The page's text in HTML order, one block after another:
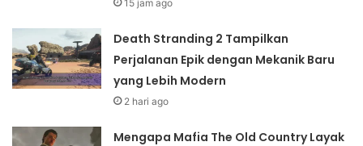
15 jam ago
Death Stranding 2 Tampilkan
Perjalanan Epik dengan Mekanik Baru
yang Lebih Modern
2 hari ago
Mengapa Mafia The Old Country Layak